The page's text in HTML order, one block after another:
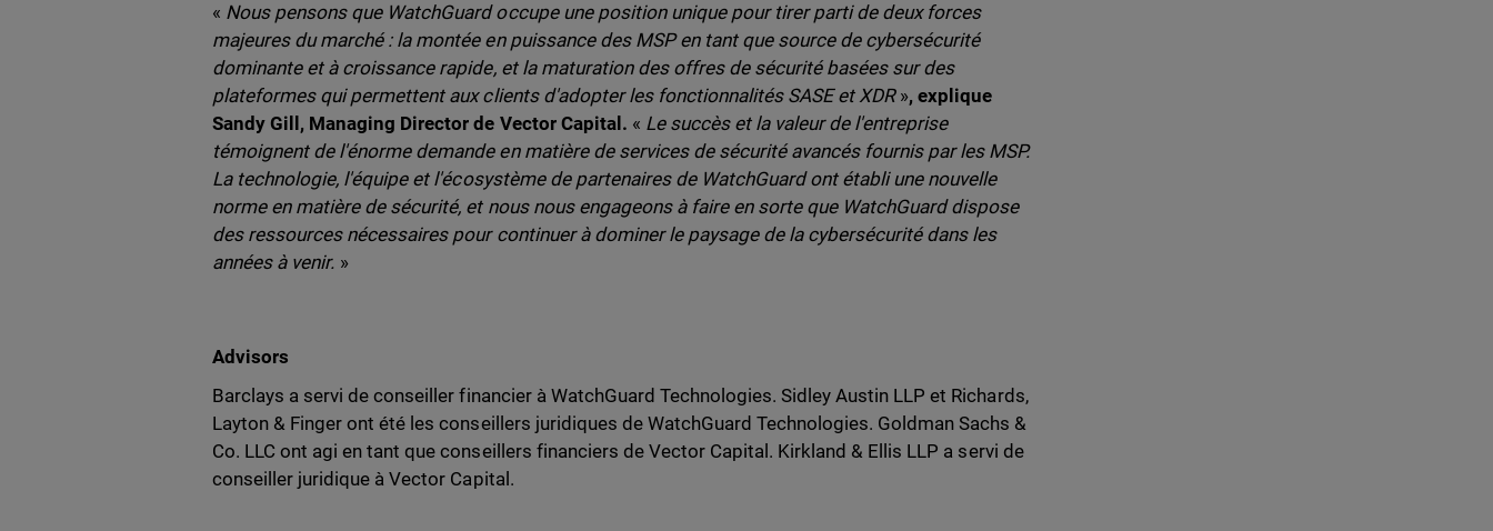
« Nous pensons que WatchGuard occupe une position unique pour tirer parti de deux forces
majeures du marché : la montée en puissance des MSP en tant que source de cybersécurité
dominante et à croissance rapide, et la maturation des offres de sécurité basées sur des
plateformes qui permettent aux clients d'adopter les fonctionnalités SASE et XDR», explique
Sandy Gill, Managing Director de Vector Capital. « Le succès et la valeur de l'entreprise
témoignent de l'énorme demande en matière de services de sécurité avancés fournis par les MSP.
La technologie, l'équipe et l'écosystème de partenaires de WatchGuard ont établi une nouvelle
norme en matière de sécurité, et nous nous engageons à faire en sorte que WatchGuard dispose
des ressources nécessaires pour continuer à dominer le paysage de la cybersécurité dans les
années à venir. »
Advisors
Barclays a servi de conseiller financier à WatchGuard Technologies. Sidley Austin LLP et Richards,
Layton & Finger ont été les conseillers juridiques de WatchGuard Technologies. Goldman Sachs &
Co. LLC ont agi en tant que conseillers financiers de Vector Capital. Kirkland & Ellis LLP a servi de
conseiller juridique à Vector Capital.